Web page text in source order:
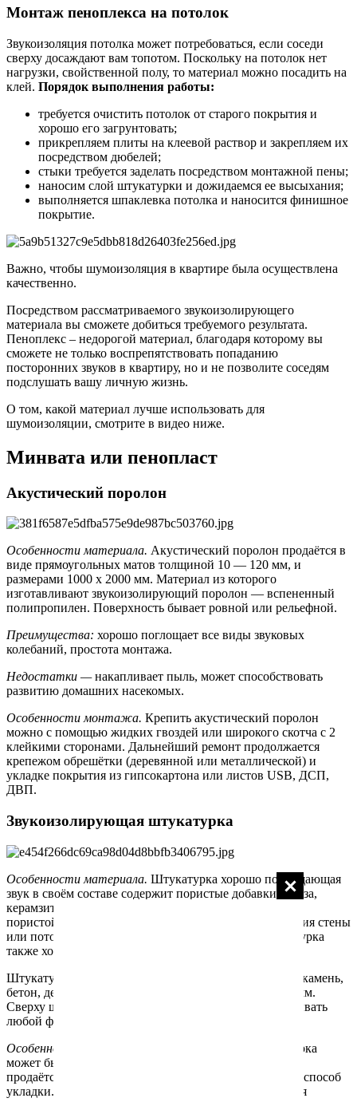
Монтаж пеноплекса на потолок
Звукоизоляция потолка может потребоваться, если соседи
сверху досаждают вам топотом. Поскольку на потолок нет
нагрузки, свойственной полу, то материал можно посадить на
клей. Порядок выполнения работы:
требуется очистить потолок от старого покрытия и
хорошо его загрунтовать;
прикрепляем плиты на клеевой раствор и закрепляем их
посредством дюбелей;
стыки требуется заделать посредством монтажной пены;
наносим слой штукатурки и дожидаемся ее высыхания;
выполняется шпаклевка потолка и наносится финишное
покрытие.
Важно, чтобы шумоизоляция в квартире была осуществлена
качественно.
Посредством рассматриваемого звукоизолирующего
материала вы сможете добиться требуемого результата.
Пеноплекс – недорогой материал, благодаря которому вы
сможете не только воспрепятствовать попаданию
посторонних звуков в квартиру, но и не позволите соседям
подслушать вашу личную жизнь.
О том, какой материал лучше использовать для
шумоизоляции, смотрите в видео ниже.
Минвата или пенопласт
Акустический поролон
Особенности материала. Акустический поролон продаётся в
виде прямоугольных матов толщиной 10 — 120 мм, и
размерами 1000 х 2000 мм. Материал из которого
изготавливают звукоизолирующий поролон — вспененный
полипропилен. Поверхность бывает ровной или рельефной.
Преимущества: хорошо поглощает все виды звуковых
колебаний, простота монтажа.
Недостатки —накапливает пыль, может способствовать
развитию домашних насекомых.
Особенности монтажа. Крепить акустический поролон
можно с помощью жидких гвоздей или широкого скотча с 2
клейкими сторонами. Дальнейший ремонт продолжается
крепежом обрешётки (деревянной или металлической) и
укладке покрытия из гипсокартона или листов USB, ДСП,
ДВП.
Звукоизолирующая штукатурка
Особенности материала. Штукатурка хорошо поглощающая
звук в своём составе содержит пористые добавки: пемза,
керамзит, вермикулит или перлит. Именно благодаря
пористой или рыхлой структуре такой способ покрытия стены
или потолка защищают людей от шума. Такая штукатурка
также хорошо сохраняет тепло.
Штукатурку можно наносить на любую поверхность: камень,
бетон, дерево. Толщина слоя может быть от 10 до 30 мм.
Сверху шумоизолирующую штукатурку можно покрывать
любой финишной отделкой, например обои.
Особенности монтажа.
Звукоизолирующая штукатурка
может быть для ручной или машиной работы. Смесь
продаётся в мешках, покупая обращайте внимания на способ
укладки. Штукатурку лучше всего наносить используя